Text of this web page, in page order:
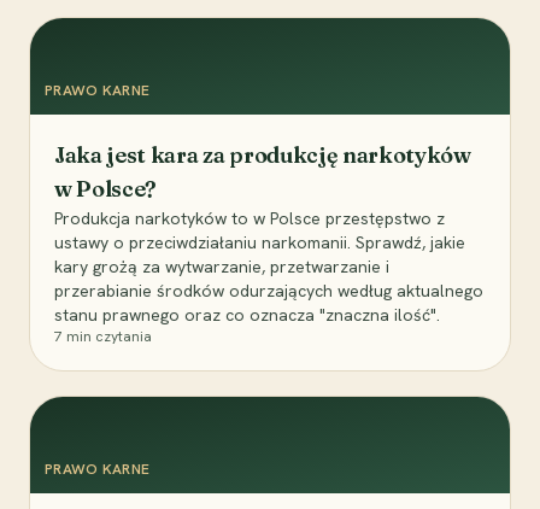
PRAWO KARNE
Jaka jest kara za produkcję narkotyków
w Polsce?
Produkcja narkotyków to w Polsce przestępstwo z
ustawy o przeciwdziałaniu narkomanii. Sprawdź, jakie
kary grożą za wytwarzanie, przetwarzanie i
przerabianie środków odurzających według aktualnego
stanu prawnego oraz co oznacza "znaczna ilość".
7 min czytania
PRAWO KARNE